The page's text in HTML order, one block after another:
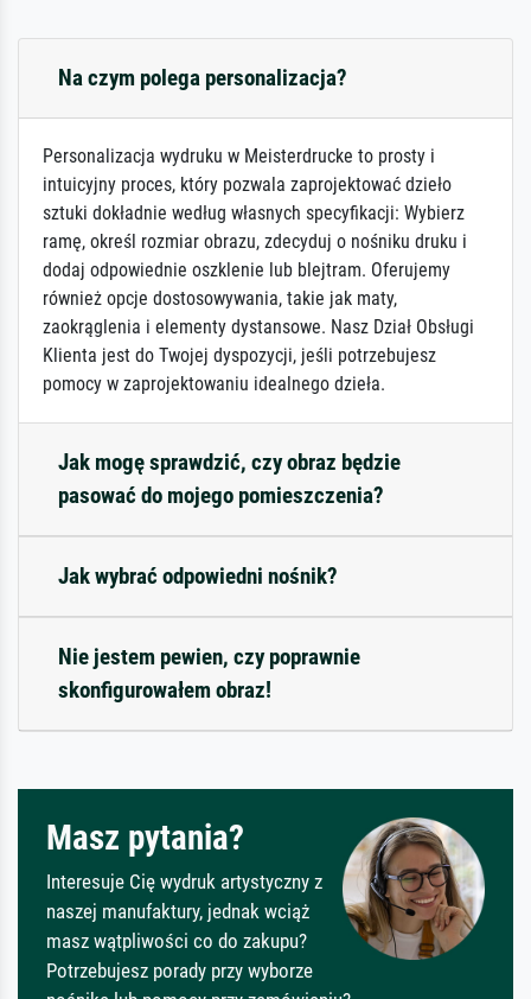
Na czym polega personalizacja?
Personalizacja wydruku w Meisterdrucke to prosty i
intuicyjny proces, który pozwala zaprojektować dzieło
sztuki dokładnie według własnych specyfikacji: Wybierz
ramę, określ rozmiar obrazu, zdecyduj o nośniku druku i
dodaj odpowiednie oszklenie lub blejtram. Oferujemy
również opcje dostosowywania, takie jak maty,
zaokrąglenia i elementy dystansowe. Nasz Dział Obsługi
Klienta jest do Twojej dyspozycji, jeśli potrzebujesz
pomocy w zaprojektowaniu idealnego dzieła.
Jak mogę sprawdzić, czy obraz będzie
pasować do mojego pomieszczenia?
Jak wybrać odpowiedni nośnik?
Nie jestem pewien, czy poprawnie
skonfigurowałem obraz!
Masz pytania?
Interesuje Cię wydruk artystyczny z
naszej manufaktury, jednak wciąż
masz wątpliwości co do zakupu?
Potrzebujesz porady przy wyborze